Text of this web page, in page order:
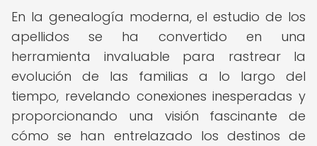
En la genealogía moderna, el estudio de los
apellidos se ha convertido en una
herramienta invaluable para rastrear la
evolución de las familias a lo largo del
tiempo, revelando conexiones inesperadas y
proporcionando una visión fascinante de
cómo se han entrelazado los destinos de